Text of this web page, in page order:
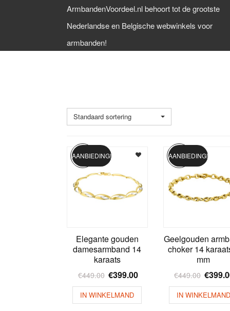
ArmbandenVoordeel.nl behoort tot de grootste
Nederlandse en Belgische webwinkels voor
armbanden!
Standaard sortering
Elegante gouden
damesarmband 14
karaats
€449.00 €399.00
AANBIEDING!
IN WINKELMAND
Geelgouden
choker 14
mm
€449.00 €
AANBIEDING!
IN WINKELMAND